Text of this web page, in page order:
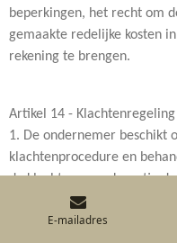
beperkingen, het recht om
gemaakte redelijke kosten in
rekening te brengen.
Artikel 14 - Klachtenregeling
1. De ondernemer beschikt
klachtenprocedure en
de klacht overeenkomstig
2. Klachten over de
binnen 7 dagen volledig en
E-mailadres